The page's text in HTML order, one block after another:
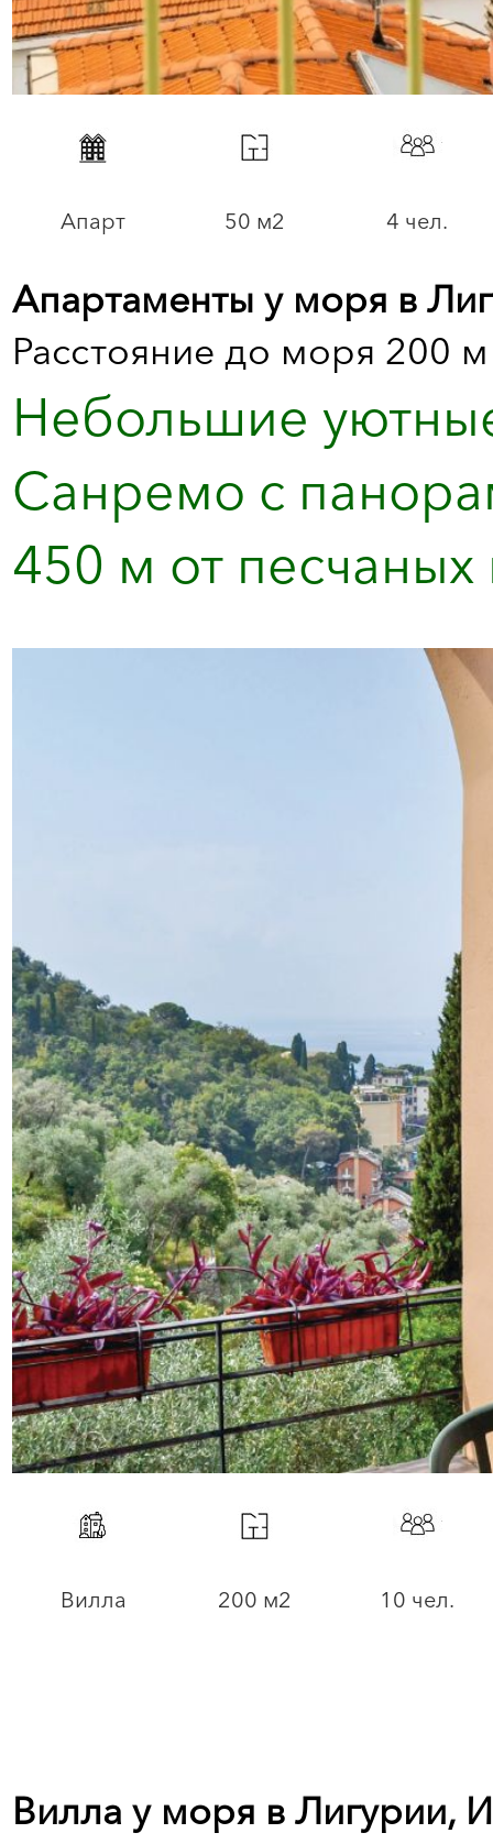
Апарт 50 м2 4 чел.
Апартаменты у моря в
Расстояние до моря 200 м
Небольшие
Санремо с
450 м от
Вилла 200 м2 10 чел.
Вилла у моря в Лигурии,